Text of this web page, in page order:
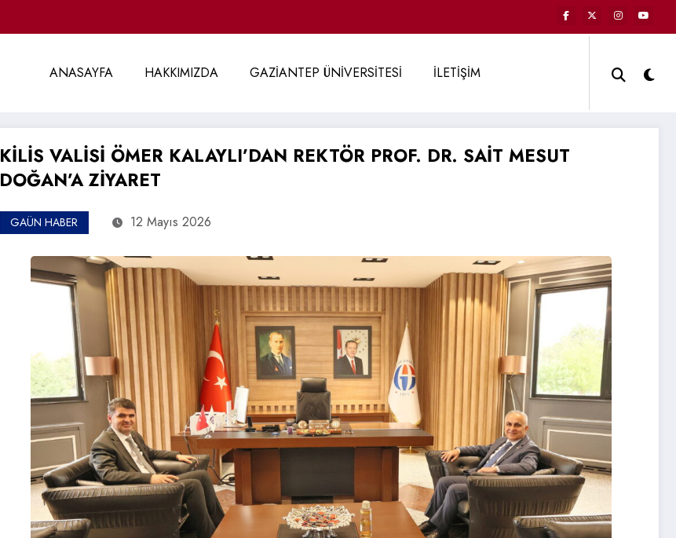
ANASAYFA HAKKIMIZDA GAZİANTEP ÜNİVERSİTESİ İLETİŞİM
KİLİS VALİSİ ÖMER KALAYLI’DAN REKTÖR PROF. DR. SAİT MESUT
DOĞAN’A ZİYARET
GAÜN HABER 12 Mayıs 2026